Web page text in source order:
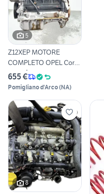
5
Z12XEP MOTORE
COMPLETO OPEL Corsa
D 3P 1° Serie 1
655 €
Pomigliano d'Arco(NA)
8